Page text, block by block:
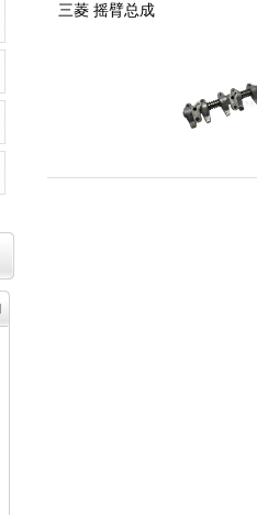
三菱 摇臂总成